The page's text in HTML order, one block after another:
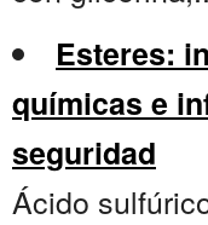
Esteres:
químicas e
seguridad
Ácido